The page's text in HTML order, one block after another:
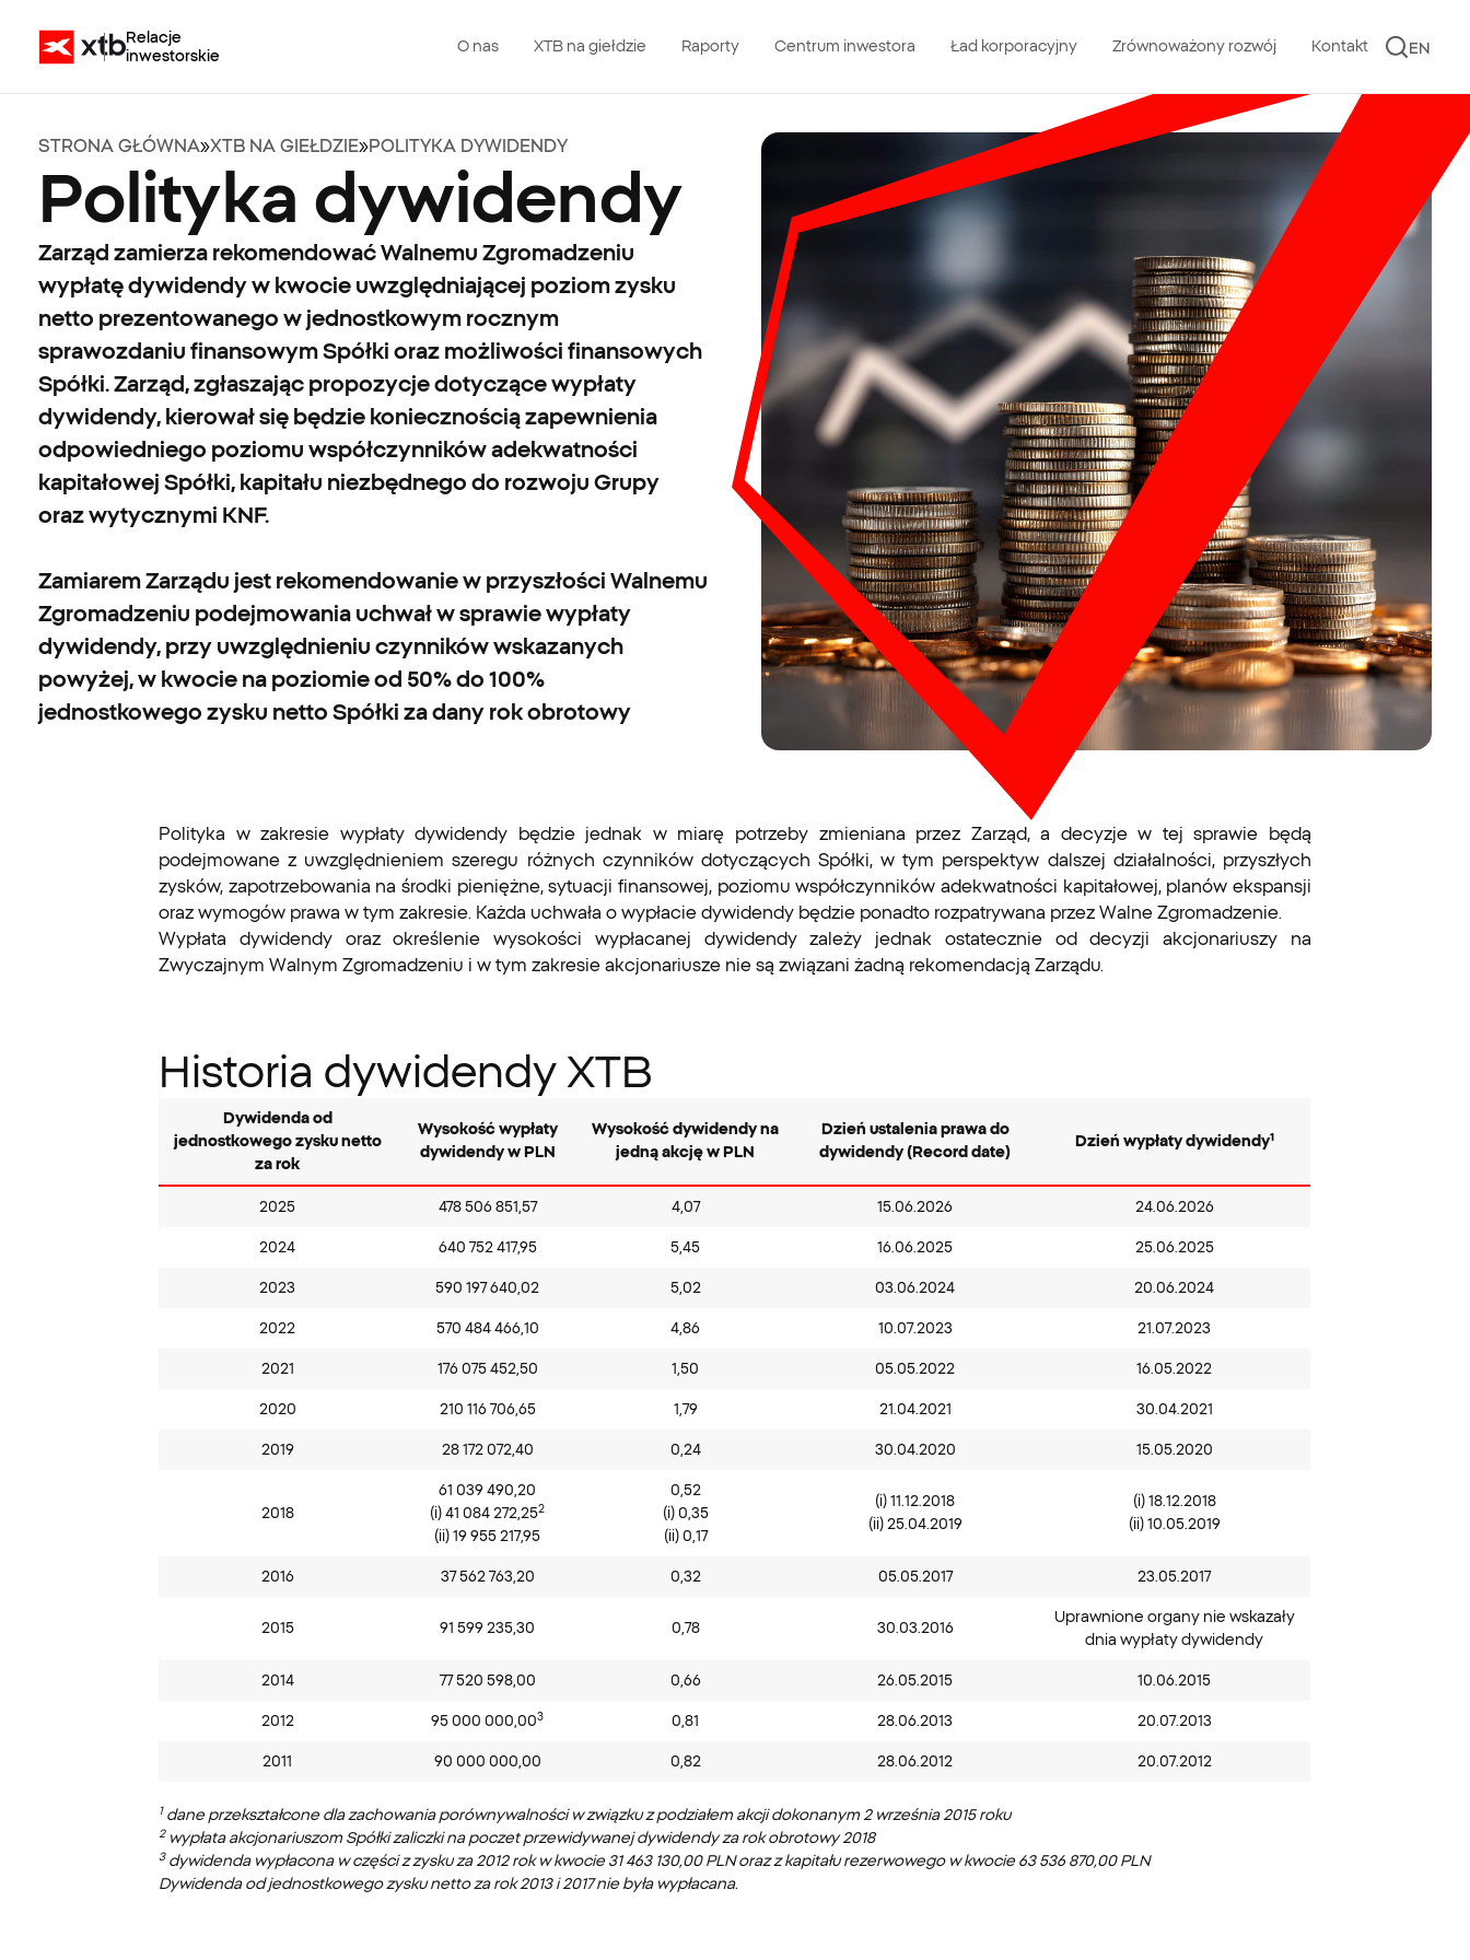
Relacje
inwestorskie
O nas XTB na giełdzie Raporty Centrum inwestora Ład korporacyjny Zrównoważony rozwój Kontakt EN
STRONA GŁÓWNA»XTB NA GIEŁDZIE»POLITYKA DYWIDENDY
Polityka dywidendy
Zarząd zamierza rekomendować Walnemu Zgromadzeniu
wypłatę dywidendy w kwocie uwzględniającej poziom zysku
netto prezentowanego w jednostkowym rocznym
sprawozdaniu finansowym Spółki oraz możliwości finansowych
Spółki. Zarząd, zgłaszając propozycje dotyczące wypłaty
dywidendy, kierował się będzie koniecznością zapewnienia
odpowiedniego poziomu współczynników adekwatności
kapitałowej Spółki, kapitału niezbędnego do rozwoju Grupy
oraz wytycznymi KNF.
Zamiarem Zarządu jest rekomendowanie w przyszłości Walnemu
Zgromadzeniu podejmowania uchwał w sprawie wypłaty
dywidendy, przy uwzględnieniu czynników wskazanych
powyżej, w kwocie na poziomie od 50% do 100%
jednostkowego zysku netto Spółki za dany rok obrotowy
Polityka w zakresie wypłaty dywidendy będzie jednak w miarę potrzeby zmieniana przez Zarząd, a decyzje w tej sprawie będą
podejmowane z uwzględnieniem szeregu różnych czynników dotyczących Spółki, w tym perspektyw dalszej działalności, przyszłych
zysków, zapotrzebowania na środki pieniężne, sytuacji finansowej, poziomu współczynników adekwatności kapitałowej, planów ekspansji
oraz wymogów prawa w tym zakresie. Każda uchwała o wypłacie dywidendy będzie ponadto rozpatrywana przez Walne Zgromadzenie.
Wypłata dywidendy oraz określenie wysokości wypłacanej dywidendy zależy jednak ostatecznie od decyzji akcjonariuszy na
Zwyczajnym Walnym Zgromadzeniu i w tym zakresie akcjonariusze nie są związani żadną rekomendacją Zarządu.
Historia dywidendy XTB
Polityka dywidendowa
Dywidenda od
jednostkowego zysku netto
za rok
Wysokość wypłaty
dywidendy w PLN
Wysokość dywidendy na
jedną akcję w PLN
Dzień ustalenia prawa do
dywidendy (Record date)
Dzień wypłaty dywidendy1
2025 478 506 851,57 4,07 15.06.2026 24.06.2026
2024 640 752 417,95 5,45 16.06.2025 25.06.2025
2023 590 197 640,02 5,02 03.06.2024 20.06.2024
2022 570 484 466,10 4,86 10.07.2023 21.07.2023
2021 176 075 452,50 1,50 05.05.2022 16.05.2022
2020 210 116 706,65 1,79 21.04.2021 30.04.2021
2019 28 172 072,40 0,24 30.04.2020 15.05.2020
2018
61 039 490,20
(i) 41 084 272,252
(ii) 19 955 217,95
0,52
(i) 0,35
(ii) 0,17
(i) 11.12.2018
(ii) 25.04.2019
(i) 18.12.2018
(ii) 10.05.2019
2016 37 562 763,20 0,32 05.05.2017 23.05.2017
2015 91 599 235,30 0,78 30.03.2016
Uprawnione organy nie wskazały
dnia wypłaty dywidendy
2014 77 520 598,00 0,66 26.05.2015 10.06.2015
2012 95 000 000,003 0,81 28.06.2013 20.07.2013
2011 90 000 000,00 0,82 28.06.2012 20.07.2012
1dane przekształcone dla zachowania porównywalności w związku z podziałem akcji dokonanym 2 września 2015 roku
2wypłata akcjonariuszom Spółki zaliczki na poczet przewidywanej dywidendy za rok obrotowy 2018
3dywidenda wypłacona w części z zysku za 2012 rok w kwocie 31 463 130,00 PLN oraz z kapitału rezerwowego w kwocie 63 536 870,00 PLN
Dywidenda od jednostkowego zysku netto za rok 2013 i 2017 nie była wypłacana.